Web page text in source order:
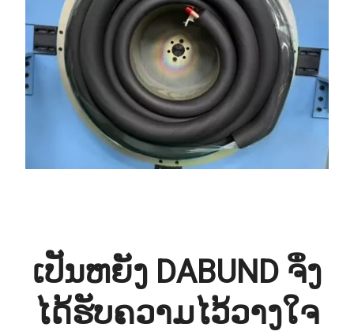
ເປັນຫຍັງ DABUND ຈຶ່ງ
ໄດ້ຮັບຄວາມໄວ້ວາງໃຈ